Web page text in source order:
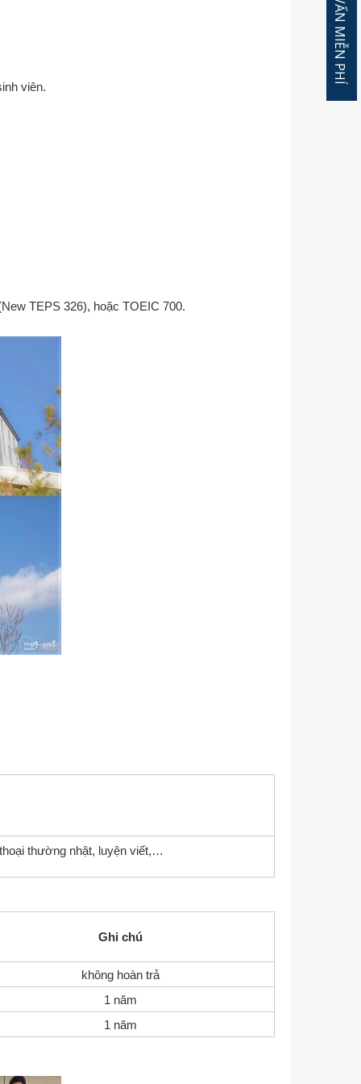
viên.
TEPS 326), hoặc TOEIC 700.
thường nhật, luyện viết,…
Ghi chú
không hoàn trả
1 năm
1 năm